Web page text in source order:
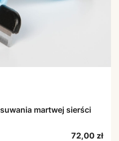
martwej sierści
Cena
72,00 zł